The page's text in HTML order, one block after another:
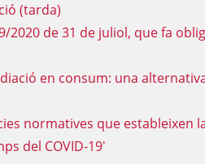
(tarda)
2020 de 31 de juliol, que fa
en consum: una
normatives que estableixen
del COVID-19'